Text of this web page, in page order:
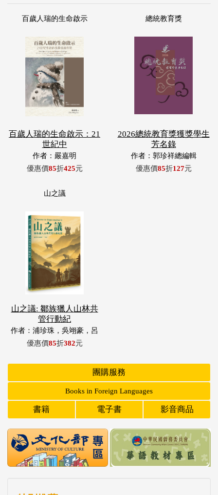
百歲人瑞的生命啟示
百歲人瑞的生命啟示：21
世紀中
作者：嚴嘉明
優惠價85折425元
總統教育獎
2026總統教育獎獲獎學生
芳名錄
作者：郭珍祥總編輯
優惠價85折127元
山之議
山之議: 鄒族獵人山林共
管行動紀
作者：浦珍珠，吳翊豪，呂
翊齊，張惠東，許玉青，王
優惠價85折382元
團購服務
Books in Foreign Languages
書籍 電子書 影音商品